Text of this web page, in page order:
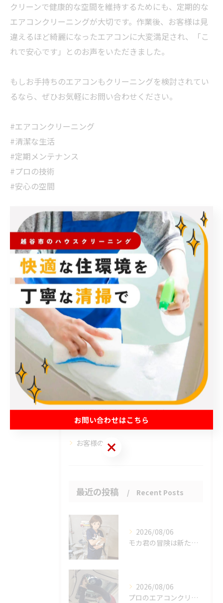
クリーンで健康的な空間を維持するためにも、定期的な
エアコンクリーニングが大切です。作業後、お客様は見
違えるほど綺麗になったエアコンに大変満足され、「こ
れで安心です」とのお声をいただきました。
もしお手持ちのエアコンもクリーニングを検討されてい
るなら、ぜひお気軽にお問い合わせください。
#エアコンクリーニング
#清潔な生活
#定期メンテナンス
#プロの技術
#安心の空間
< 前のページ 一覧に戻る 次のページ >
カテゴリー Categories
全てのカテゴリー
エアコン
春日部市のハウスクリーニング
草加市のハウスクリーニング
松伏町のハウスクリーニング
吉川市のハウスクリーニング
お客様の声
最近の投稿 Recent Posts
2026/08/06
モカ君の冒険は新たな幕を開けました。
2026/08/06
プロのエアコンクリーニングは、店舗やオフィスにおいて多くのメ...
お問い合わせはこちら
お問い合わせはこちら